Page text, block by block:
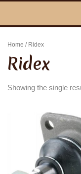
Home / Ridex
Ridex
Showing the single